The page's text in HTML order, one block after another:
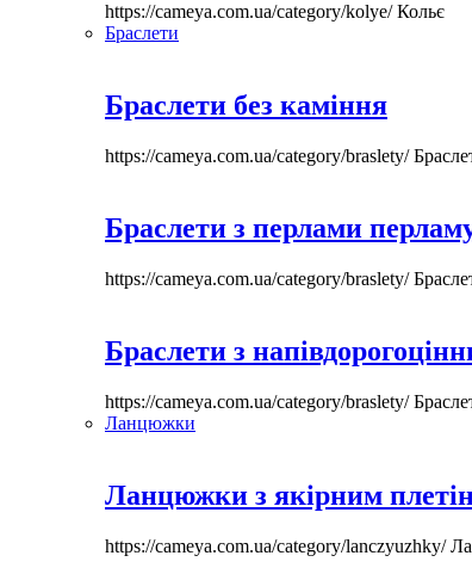
https://cameya.com.ua/category/kolye/Кольє
Браслети
Браслети без каміння
https://cameya.com.ua/category/braslety/
Браслети з перлами
https://cameya.com.ua/category/braslety/
Браслети з
https://cameya.com.ua/category/braslety/
Ланцюжки
Ланцюжки з якірним
https://cameya.com.ua/category/lanczyuzhky/